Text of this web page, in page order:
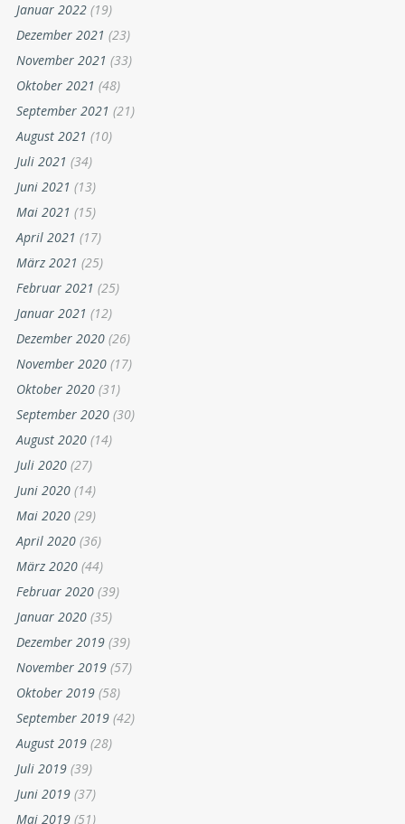
Januar 2022 (19)
Dezember 2021 (23)
November 2021 (33)
Oktober 2021 (48)
September 2021 (21)
August 2021 (10)
Juli 2021 (34)
Juni 2021 (13)
Mai 2021 (15)
April 2021 (17)
März 2021 (25)
Februar 2021 (25)
Januar 2021 (12)
Dezember 2020 (26)
November 2020 (17)
Oktober 2020 (31)
September 2020 (30)
August 2020 (14)
Juli 2020 (27)
Juni 2020 (14)
Mai 2020 (29)
April 2020 (36)
März 2020 (44)
Februar 2020 (39)
Januar 2020 (35)
Dezember 2019 (39)
November 2019 (57)
Oktober 2019 (58)
September 2019 (42)
August 2019 (28)
Juli 2019 (39)
Juni 2019 (37)
Mai 2019 (51)